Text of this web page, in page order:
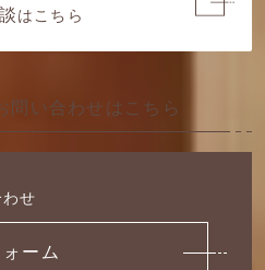
はこちら
問い合わせはこちら
せ
ーム